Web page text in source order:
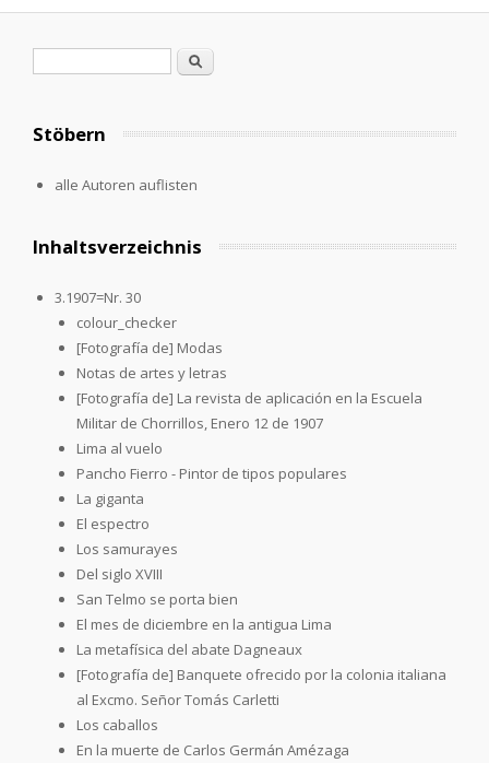
Suche
Stöbern
alle Autoren auflisten
Inhaltsverzeichnis
3.1907=Nr. 30
colour_checker
[Fotografía de] Modas
Notas de artes y letras
[Fotografía de] La revista de aplicación en la Escuela
Militar de Chorrillos, Enero 12 de 1907
Lima al vuelo
Pancho Fierro - Pintor de tipos populares
La giganta
El espectro
Los samurayes
Del siglo XVIII
San Telmo se porta bien
El mes de diciembre en la antigua Lima
La metafísica del abate Dagneaux
[Fotografía de] Banquete ofrecido por la colonia italiana
al Excmo. Señor Tomás Carletti
Los caballos
En la muerte de Carlos Germán Amézaga